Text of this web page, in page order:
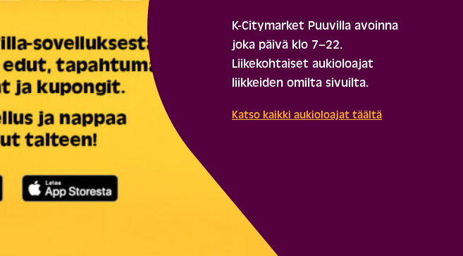
K-Citymarket Puuvilla avoinna
joka päivä klo 7–22.
Liikekohtaiset aukioloajat
liikkeiden omilta sivuilta.
Katso kaikki aukioloajat täältä